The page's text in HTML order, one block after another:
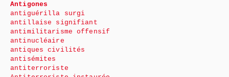
Antigones
antiguérilla surgi
antillaise signifiant
antimilitarisme offensif
antinucléaire
antiques civilités
antisémites
antiterroriste